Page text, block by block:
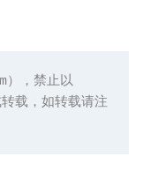
），禁止以
载，如转载请注